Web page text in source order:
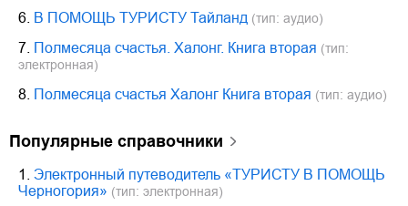
6. В ПОМОЩЬ ТУРИСТУ Тайланд (тип: аудио)
7. Полмесяца счастья. Халонг. Книга вторая (тип:
электронная)
8. Полмесяца счастья Халонг Книга вторая (тип: аудио)
популярные справочники
1. Электронный путеводитель «ТУРИСТУ В ПОМОЩЬ
Черногория» (тип: электронная)